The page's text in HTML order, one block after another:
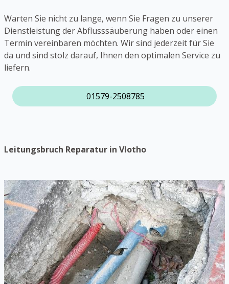
Warten Sie nicht zu lange, wenn Sie Fragen zu unserer
Dienstleistung der Abflusssäuberung haben oder einen
Termin vereinbaren möchten. Wir sind jederzeit für Sie
da und sind stolz darauf, Ihnen den optimalen Service zu
liefern.
01579-2508785
Leitungsbruch Reparatur in Vlotho